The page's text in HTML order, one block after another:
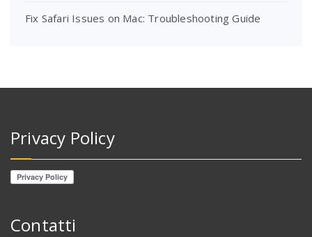
Fix Safari Issues on Mac: Troubleshooting Guide
Privacy Policy
Contatti